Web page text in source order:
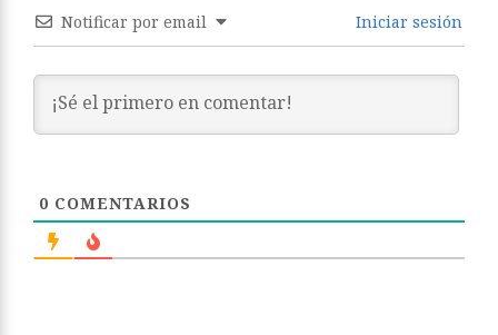
Notificar por email Iniciar sesión
0 COMENTARIOS